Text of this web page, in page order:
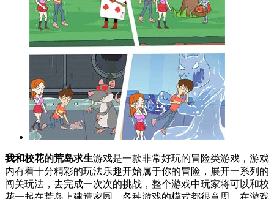
我和校花的荒岛求生游戏是一款非常好玩的冒险类游戏，游戏
内有着十分精彩的玩法乐趣开始属于你的冒险，展开一系列的
闯关玩法，去完成一次次的挑战，整个游戏中玩家将可以和校